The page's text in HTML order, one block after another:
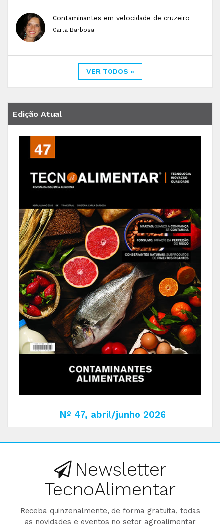
Contaminantes em velocidade de cruzeiro
Carla Barbosa
VER TODOS »
Edição Atual
Nº 47, abril/junho 2026
Newsletter
TecnoAlimentar
Receba quinzenalmente, de forma gratuita, todas
as novidades e eventos no setor agroalimentar